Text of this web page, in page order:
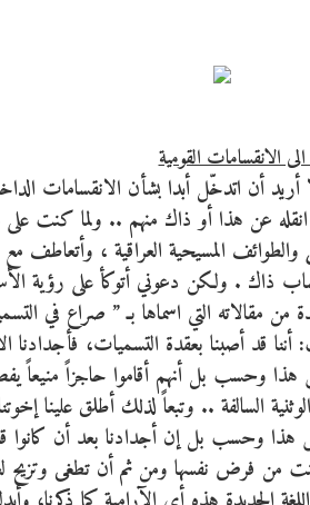
الانقسامات القومية
أن اتدخّل أبدا بشأن الانقسامات
انقله عن هذا أو ذاك منهم .. ولما كنت
المسيحية العراقية ، وأتعاطف مع
ذاك . ولكن دعوني أتوكأ على رؤية
من مقالاته التي اسماها بـ ” صراع في
قد أصبنا بعقدة التسميات، فأجدادنا
هذا وحسب بل أنهم أقاموا حاجزاً
السالفة .. وتبعاً لذلك أطلق علينا
هذا وحسب بل إن أجدادنا بعد أن كانوا
من فرض نفسها ومن ثم أن تطغى وتزيح